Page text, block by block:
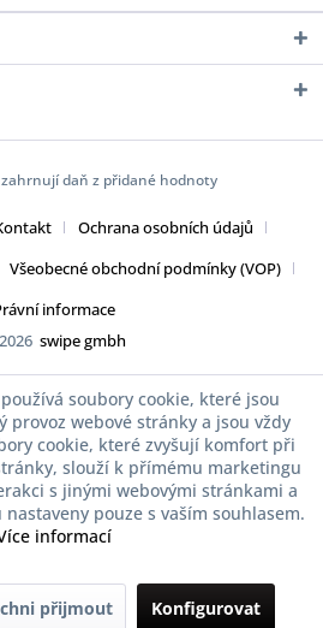
daň z přidané hodnoty
Ochrana osobních údajů
Všeobecné obchodní podmínky (VOP)
informace
swipe gmbh
soubory cookie, které jsou
provoz webové stránky a jsou vždy
cookie, které zvyšují komfort při
slouží k přímému marketingu
s jinými webovými stránkami a
pouze s vaším souhlasem.
informací
přijmout Konfigurovat